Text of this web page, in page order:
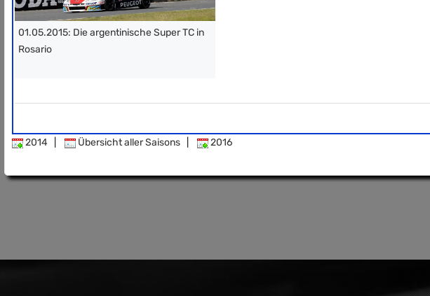
01.05.2015: Die argentinische Super TC in
Rosario
2014 Übersicht aller Saisons 2016